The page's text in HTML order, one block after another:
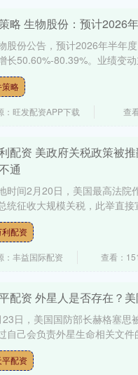
略 生物股份：预计2026
股份公告，预计2026年半年
长50.60%-80.39%。业绩变
策略
：旺发配资APP下载 查
配资 美政府关税政策被
通
时间2月20日，美国最高法院
统征收大规模关税，此举直
利配资
：丰益国际配资 查看：151
配资 外星人是否存在？
23日，美国国防部长赫格塞思
自己会负责外星生命相关文
平配资